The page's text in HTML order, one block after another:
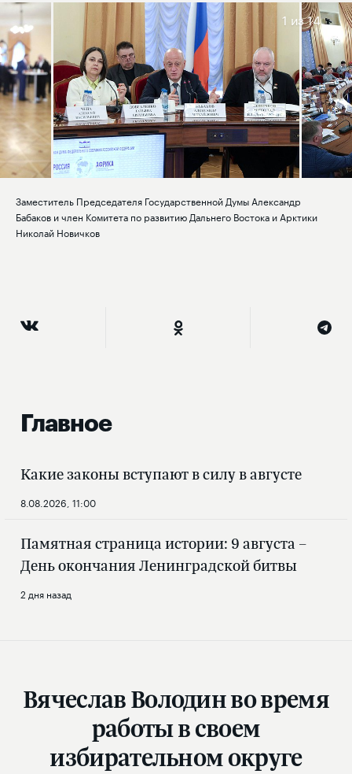
1 из 14
Заместитель Председателя Государственной Думы Александр
Бабаков и член Комитета по развитию Дальнего Востока и Арктики
Николай Новичков
Главное
Какие законы вступают в силу в августе
8.08.2026, 11:00
Памятная страница истории: 9 августа –
День окончания Ленинградской битвы
2 дня назад
Вячеслав Володин во время
работы в своем
избирательном округе